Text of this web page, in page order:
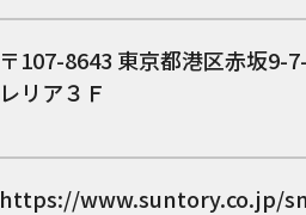
107-8643 東京都港区赤坂9-
レリア３Ｆ
https://www.suntory.co.jp/